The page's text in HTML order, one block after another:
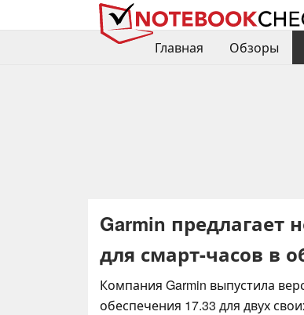
Главная
Обзоры
Garmin
для смарт-часов в
Компания Garmin выпустила
обеспечения 17.33 для двух